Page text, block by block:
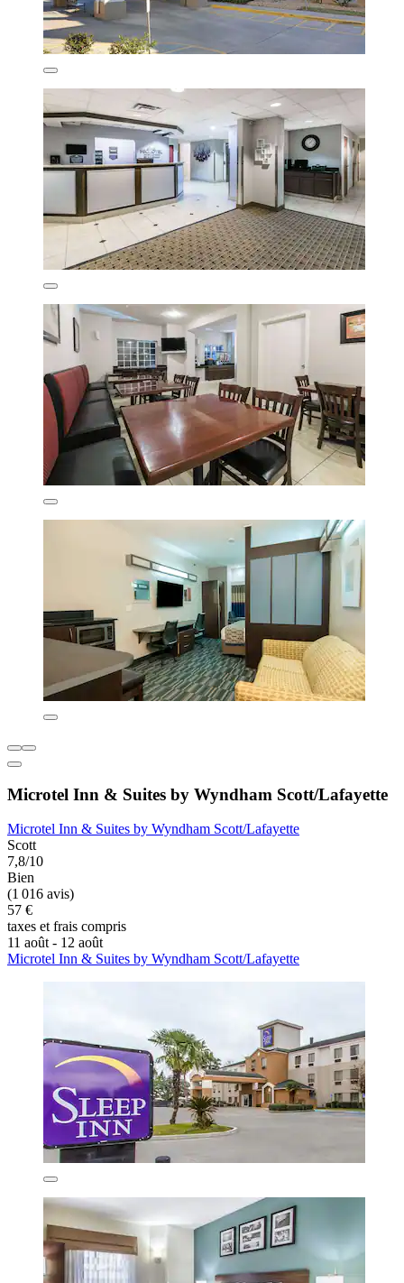
Microtel Inn & Suites by Wyndham Scott/Lafayette
Microtel Inn & Suites by Wyndham Scott/Lafayette
Scott
7,8/10
Bien
(1 016 avis)
57 €
taxes et frais compris
11 août - 12 août
Microtel Inn & Suites by Wyndham Scott/Lafayette